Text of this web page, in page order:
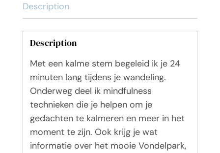
Description
Description
Met een kalme stem begeleid ik je 24
minuten lang tijdens je wandeling.
Onderweg deel ik mindfulness
technieken die je helpen om je
gedachten te kalmeren en meer in het
moment te zijn. Ook krijg je wat
informatie over het mooie Vondelpark,